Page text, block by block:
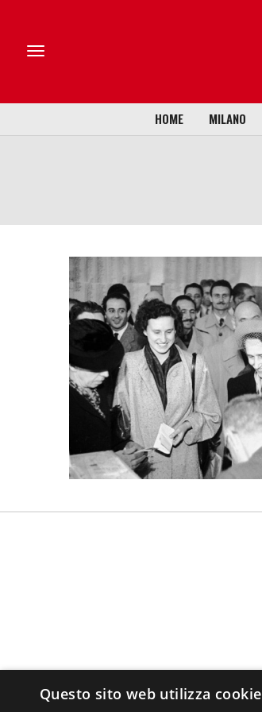
HOME MILANO
Questo sito web utilizza cookie